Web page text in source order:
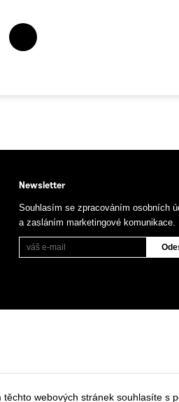
Newsletter
Souhlasím se zpracováním osobních
a zasláním marketingové komunikace.
webových stránek souhlasíte s